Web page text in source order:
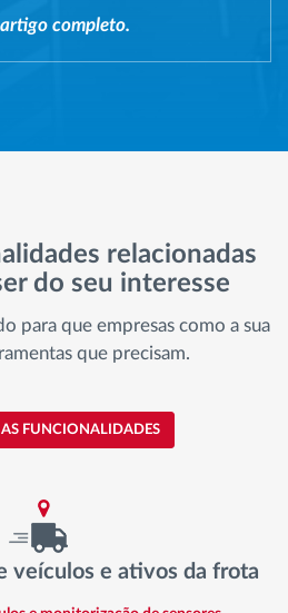
completo.
relacionadas
do seu interesse
para que empresas como a sua
que precisam.
FUNCIONALIDADES
veículos e ativos da frota